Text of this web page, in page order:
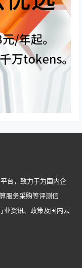
台，致力于为国内企
服务采购等评测信
业资讯、政策及国内云